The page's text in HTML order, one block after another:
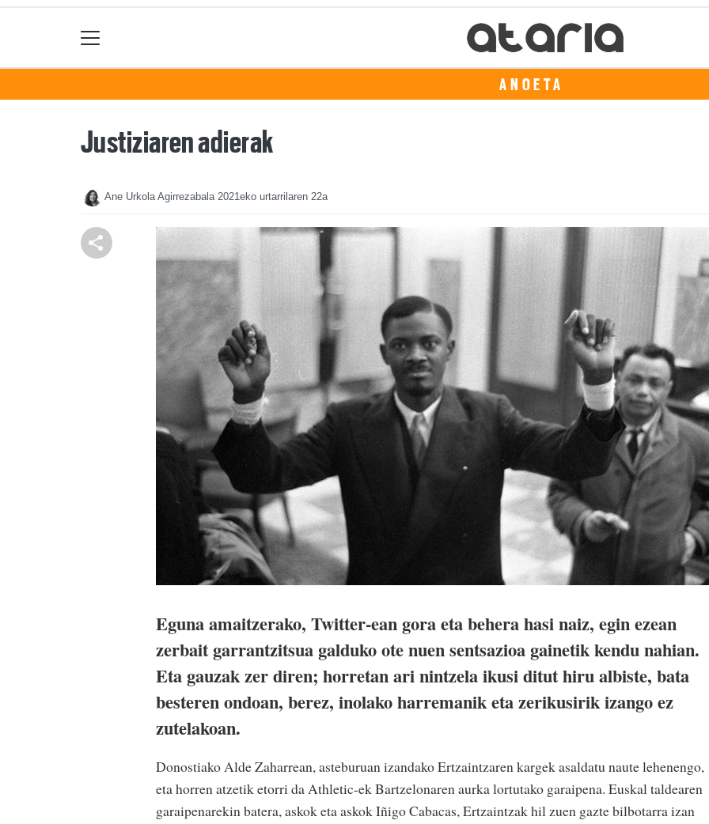
ANOETA
Justiziaren adierak
Ane Urkola Agirrezabala 2021eko urtarrilaren 22a
Eguna amaitzerako, Twitter-ean gora eta behera hasi naiz, egin ezean
zerbait garrantzitsua galduko ote nuen sentsazioa gainetik kendu nahian.
Eta gauzak zer diren; horretan ari nintzela ikusi ditut hiru albiste, bata
besteren ondoan, berez, inolako harremanik eta zerikusirik izango ez
zutelakoan.
Donostiako Alde Zaharrean, asteburuan izandako Ertzaintzaren kargek asaldatu naute lehenengo,
eta horren atzetik etorri da Athletic-ek Bartzelonaren aurka lortutako garaipena. Euskal taldearen
garaipenarekin batera, askok eta askok Iñigo Cabacas, Ertzaintzak hil zuen gazte bilbotarra izan